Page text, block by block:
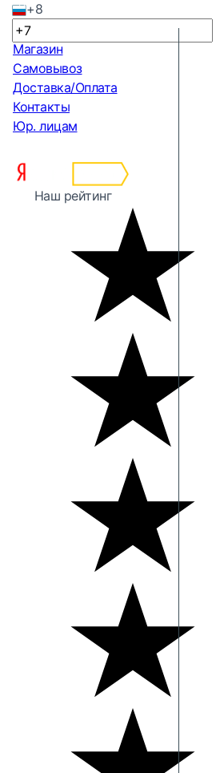
+8
Магазин
Самовывоз
Доставка/Оплата
Контакты
Юр. лицам
Наш рейтинг